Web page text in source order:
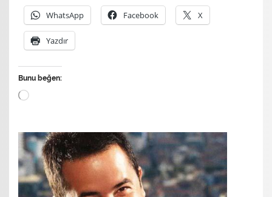
WhatsApp Facebook X
Yazdır
Bunu beğen:
Yükleniyor...